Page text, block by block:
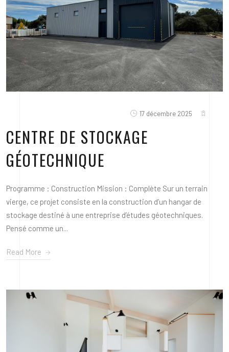
17 décembre 2025
CENTRE DE STOCKAGE
GÉOTECHNIQUE
Programme : Construction Mission : Complète Sur un terrain
vierge, ce projet consiste en la construction d’un hangar de
stockage destiné à une entreprise d’études géotechniques.
Pensé comme un...
Read More